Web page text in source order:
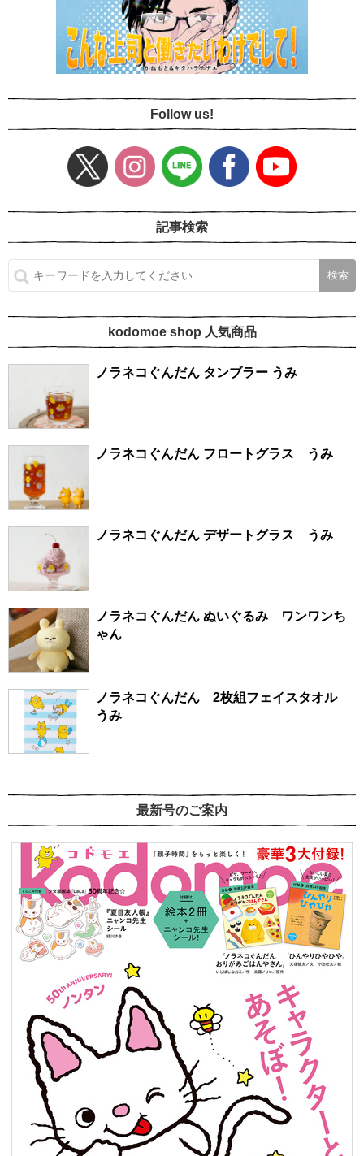
Follow us!
記事検索
kodomoe shop 人気商品
ノラネコぐんだん タンブラー うみ
ノラネコぐんだん フロートグラス うみ
ノラネコぐんだん デザートグラス うみ
ノラネコぐんだん ぬいぐるみ ワンワンち
ゃん
ノラネコぐんだん 2枚組フェイスタオル
うみ
最新号のご案内